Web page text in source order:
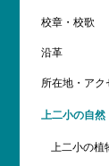
校章・校歌
沿革
所在地・アク
上二小の自然
上二小の植